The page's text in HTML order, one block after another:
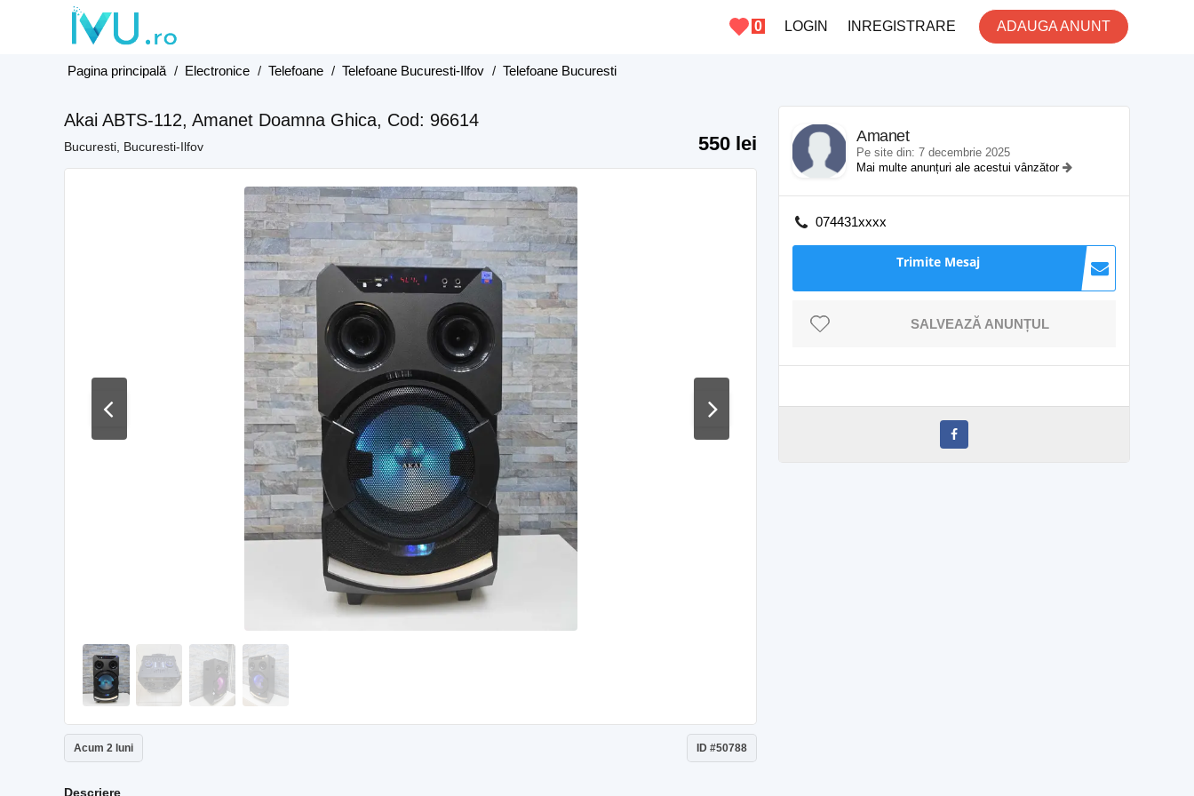
ADAUGA ANUNT
INREGISTRARE
LOGIN
0
Pagina principală / Electronice / Telefoane / Telefoane Bucuresti-Ilfov / Telefoane Bucuresti
Akai ABTS-112, Amanet Doamna Ghica, Cod: 96614
Bucuresti, Bucuresti-Ilfov 550 lei
Acum 2 luni ID #50788
Descriere
Amanet
Pe site din: 7 decembrie 2025
Mai multe anunțuri ale acestui vânzător
074431xxxx
Trimite Mesaj
SALVEAZĂ ANUNȚUL